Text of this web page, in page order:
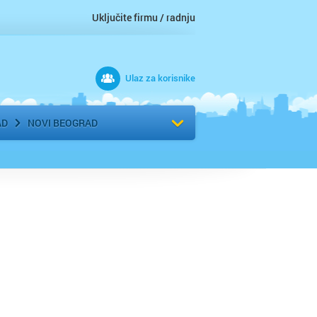
Uključite firmu / radnju
Ulaz za korisnike
NOVI BEOGRADIzaberite komšiluk